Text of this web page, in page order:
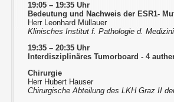
19:05 – 19:35 Uhr
Bedeutung und Nachweis der ESR1-
Herr Leonhard Müllauer
Klinisches Institut f. Pathologie d.
19:35 – 20:35 Uhr
Interdisziplinäres Tumorboard - 4
Chirurgie
Herr Hubert Hauser
Chirurgische Abteilung des LKH Graz II